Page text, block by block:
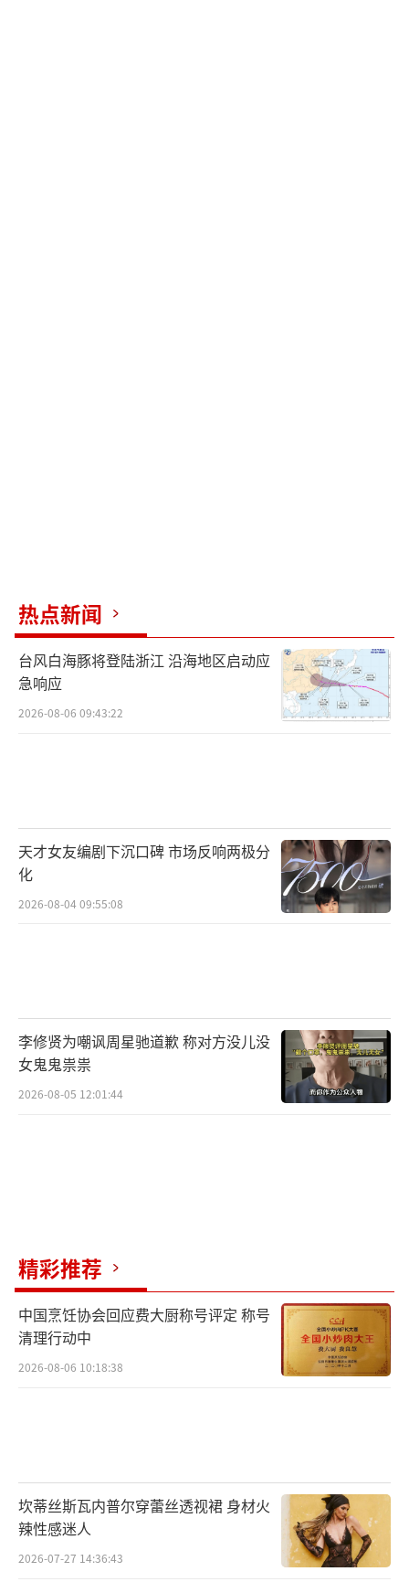
平“新导演计划”与“新类型影片”探索的全
新厂牌。（责任编辑：郭一楠 CK001）
热点新闻
台风白海豚将登陆浙江 沿海地区启动应
急响应
2026-08-06 09:43:22
天才女友编剧下沉口碑 市场反响两极分
化
2026-08-04 09:55:08
李修贤为嘲讽周星驰道歉 称对方没儿没
女鬼鬼祟祟
2026-08-05 12:01:44
精彩推荐
中国烹饪协会回应费大厨称号评定 称号
清理行动中
2026-08-06 10:18:38
坎蒂丝斯瓦内普尔穿蕾丝透视裙 身材火
辣性感迷人
2026-07-27 14:36:43